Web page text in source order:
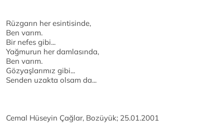
Rüzgarın her esintisinde,
Ben varım.
Bir nefes gibi...
Yağmurun her damlasında,
Ben varım.
Gözyaşlarımız gibi...
Senden uzakta olsam da...
Cemal Hüseyin Çağlar, Bozüyük; 25.01.2001